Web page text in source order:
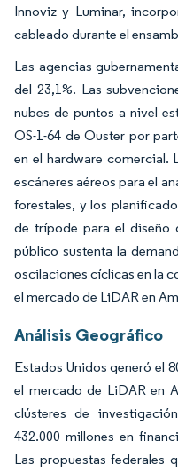
Innoviz y Luminar,
cableado durante el
Las agencias
del 23,1%. Las
nubes de puntos a nivel
OS-1-64 de Ouster por
en el hardware comercial.
escáneres aéreos para el
forestales, y los
de trípode para el diseño
público sustenta la
oscilaciones cíclicas en la
el mercado de LiDAR en
Análisis Geográfico
Estados Unidos generó el
el mercado de LiDAR en
clústeres de
432.000 millones en
Las propuestas federales